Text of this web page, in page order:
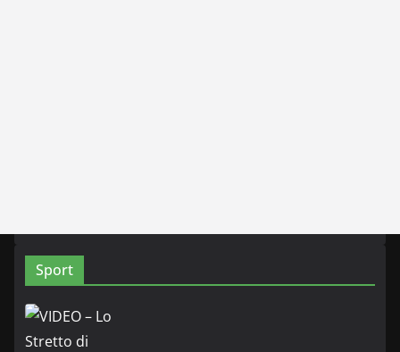
Sport